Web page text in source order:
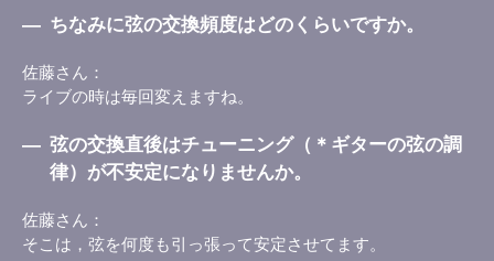
― ちなみに弦の交換頻度はどのくらいですか。
佐藤さん
ライブの時は毎回変えますね。
― 弦の交換直後はチューニング（＊ギターの弦の調
律）が不安定になりませんか。
佐藤さん
そこは，弦を何度も引っ張って安定させてます。